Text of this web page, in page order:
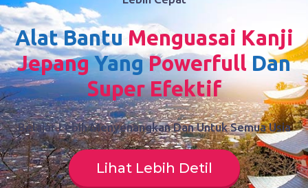
Alat Bantu Menguasai Kanji
JepangYangPowerfull Dan
Super Efektif
Belajar Lebih Menyenangkan Dan Untuk Semua Usia
Lihat Lebih Detil